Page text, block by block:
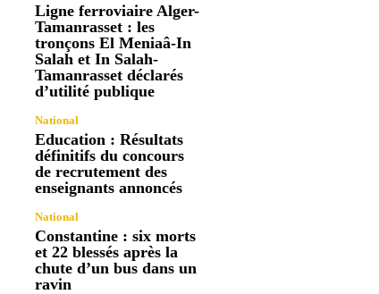
Ligne ferroviaire Alger-
Tamanrasset : les
tronçons El Meniaâ-In
Salah et In Salah-
Tamanrasset déclarés
d’utilité publique
National
Education : Résultats
définitifs du concours
de recrutement des
enseignants annoncés
National
Constantine : six morts
et 22 blessés après la
chute d’un bus dans un
ravin